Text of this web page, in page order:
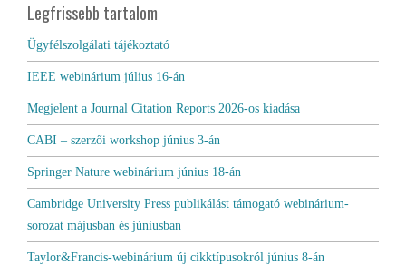
Legfrissebb tartalom
Ügyfélszolgálati tájékoztató
IEEE webinárium július 16-án
Megjelent a Journal Citation Reports 2026-os kiadása
CABI – szerzői workshop június 3-án
Springer Nature webinárium június 18-án
Cambridge University Press publikálást támogató webinárium-
sorozat májusban és júniusban
Taylor&Francis-webinárium új cikktípusokról június 8-án